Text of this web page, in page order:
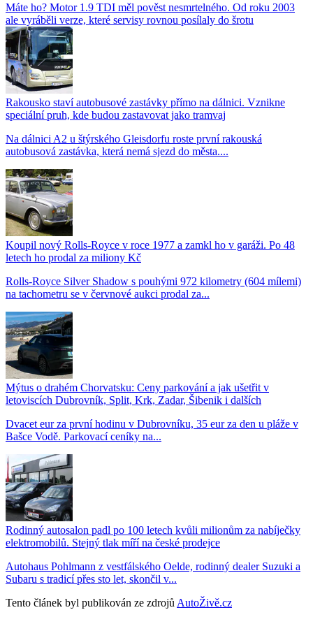
Máte ho? Motor 1.9 TDI měl pověst nesmrtelného. Od roku 2003
ale vyráběli verze, které servisy rovnou posílaly do šrotu
Rakousko staví autobusové zastávky přímo na dálnici. Vznikne
speciální pruh, kde budou zastavovat jako tramvaj
Na dálnici A2 u štýrského Gleisdorfu roste první rakouská
autobusová zastávka, která nemá sjezd do města....
Koupil nový Rolls-Royce v roce 1977 a zamkl ho v garáži. Po 48
letech ho prodal za miliony Kč
Rolls-Royce Silver Shadow s pouhými 972 kilometry (604 mílemi)
na tachometru se v červnové aukci prodal za...
Mýtus o drahém Chorvatsku: Ceny parkování a jak ušetřit v
letoviscích Dubrovník, Split, Krk, Zadar, Šibenik i dalších
Dvacet eur za první hodinu v Dubrovníku, 35 eur za den u pláže v
Bašce Vodě. Parkovací ceníky na...
Rodinný autosalon padl po 100 letech kvůli milionům za nabíječky
elektromobilů. Stejný tlak míří na české prodejce
Autohaus Pohlmann z vestfálského Oelde, rodinný dealer Suzuki a
Subaru s tradicí přes sto let, skončil v...
Tento článek byl publikován ze zdrojů AutoŽivě.cz